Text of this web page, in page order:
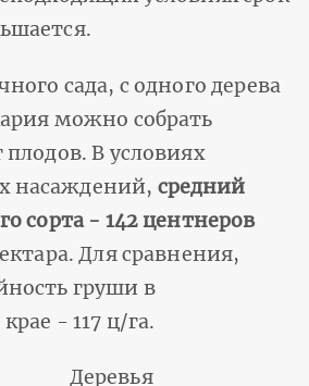
сада, с одного дерева
можно собрать
В условиях
насаждений, средний
сорта - 142 центнеров
Для сравнения,
груши в
- 117 ц/га.
Деревья